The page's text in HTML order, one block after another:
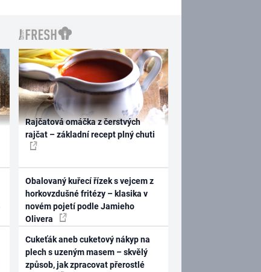
Rajčatová omáčka z čerstvých
rajčat – základní recept plný chuti
Obalovaný kuřecí řízek s vejcem z
horkovzdušné fritézy – klasika v
novém pojetí podle Jamieho
Olivera
Cukeťák aneb cuketový nákyp na
plech s uzeným masem – skvělý
způsob, jak zpracovat přerostlé